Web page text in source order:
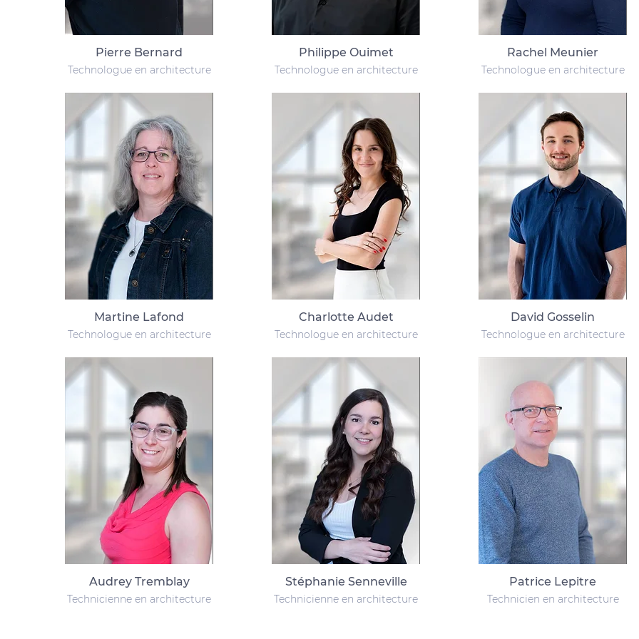
Pierre Bernard
Technologue en architecture
Philippe Ouimet
Technologue en architecture
Rachel Meunier
Technologue en architecture
Martine Lafond
Technologue en architecture
Charlotte Audet
Technologue en architecture
David Gosselin
Technologue en architecture
Audrey Tremblay
Technicienne en architecture
Stéphanie Senneville
Technicienne en architecture
Patrice Lepitre
Technicien en architecture